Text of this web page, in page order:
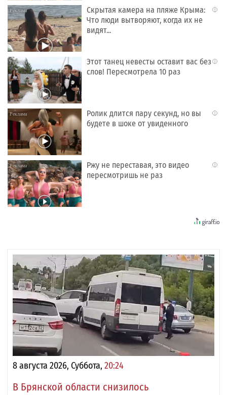
i
Скрытая камера на пляже Крыма:
Что люди вытворяют, когда их не
видят...
i
Этот танец невесты оставит вас без
слов! Пересмотрела 10 раз
i
Ролик длится пару секунд, но вы
будете в шоке от увиденного
i
Ржу не переставая, это видео
пересмотришь не раз
8 августа 2026, Суббота, 20:24
В Брянской области снизилось